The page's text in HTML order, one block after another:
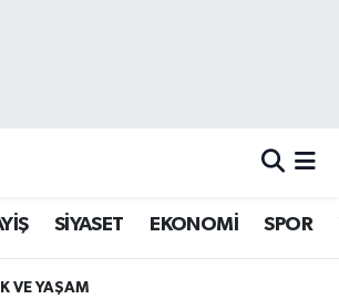
SİYASET EKONOMİ SPOR
VE YAŞAM
Yoğunluk Haritası